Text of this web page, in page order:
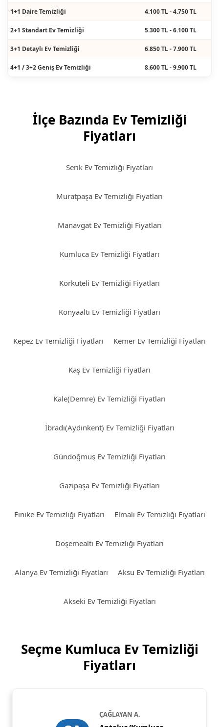
1+1 Daire Temizliği 4.100 TL - 4.750 TL
2+1 Standart Ev Temizliği 5.300 TL - 6.100 TL
3+1 Detaylı Ev Temizliği 6.850 TL - 7.900 TL
4+1 / 3+2 Geniş Ev Temizliği 8.600 TL - 9.900 TL
İlçe Bazında Ev Temizliği
Fiyatları
Serik Ev Temizliği Fiyatları
Muratpaşa Ev Temizliği Fiyatları
Manavgat Ev Temizliği Fiyatları
Kumluca Ev Temizliği Fiyatları
Korkuteli Ev Temizliği Fiyatları
Konyaaltı Ev Temizliği Fiyatları
Kepez Ev Temizliği Fiyatları Kemer Ev Temizliği Fiyatları
Kaş Ev Temizliği Fiyatları
Kale(Demre) Ev Temizliği Fiyatları
İbradı(Aydınkent) Ev Temizliği Fiyatları
Gündoğmuş Ev Temizliği Fiyatları
Gazipaşa Ev Temizliği Fiyatları
Finike Ev Temizliği Fiyatları Elmalı Ev Temizliği Fiyatları
Döşemealtı Ev Temizliği Fiyatları
Alanya Ev Temizliği Fiyatları Aksu Ev Temizliği Fiyatları
Akseki Ev Temizliği Fiyatları
Seçme Kumluca Ev Temizliği
Fiyatları
ÇAĞLAYAN A.